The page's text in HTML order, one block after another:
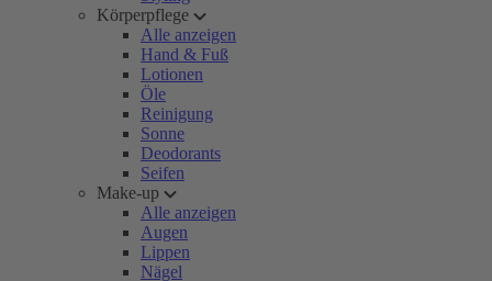
Körperpflege
Alle anzeigen
Hand & Fuß
Lotionen
Öle
Reinigung
Sonne
Deodorants
Seifen
Make-up
Alle anzeigen
Augen
Lippen
Nägel